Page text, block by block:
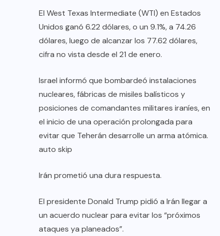
El West Texas Intermediate (WTI) en Estados
Unidos ganó 6.22 dólares, o un 9.1%, a 74.26
dólares, luego de alcanzar los 77.62 dólares,
cifra no vista desde el 21 de enero.
Israel informó que bombardeó instalaciones
nucleares, fábricas de misiles balísticos y
posiciones de comandantes militares iraníes, en
el inicio de una operación prolongada para
evitar que Teherán desarrolle un arma atómica.
auto skip
Irán prometió una dura respuesta.
El presidente Donald Trump pidió a Irán llegar a
un acuerdo nuclear para evitar los “próximos
ataques ya planeados”.